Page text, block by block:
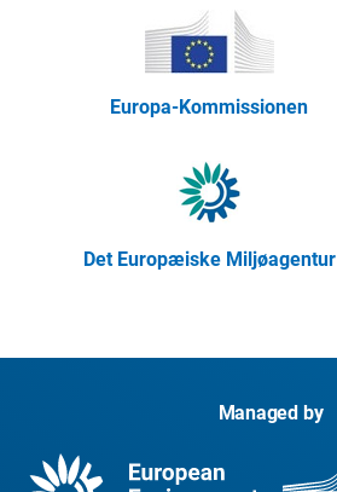
Europa-Kommissionen
Det Europæiske Miljøagentur
Managed by